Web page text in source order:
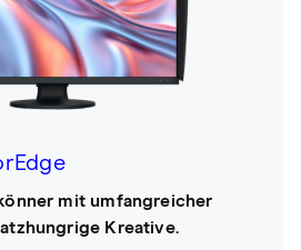
mit umfangreicher
Kreative.